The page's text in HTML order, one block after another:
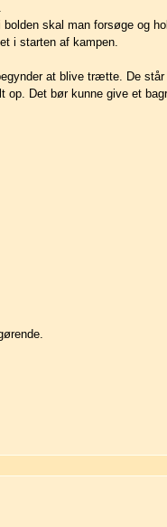
skal man forsøge og
i starten af kampen.
at blive trætte. De står
Det bør kunne give et